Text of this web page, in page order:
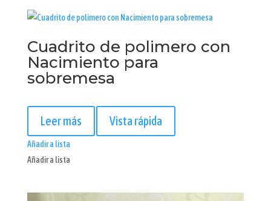
Cuadrito de polimero con
Nacimiento para
sobremesa
Leer más Vista rápida
Añadir a lista
Añadir a lista